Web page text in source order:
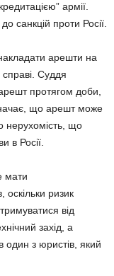
армії.
санкцій проти Росії.
арешти на
Суддя
протягом доби,
що арешт може
нерухомість, що
в Росії.
мати
ризик
від
захід, а
один з юристів, який